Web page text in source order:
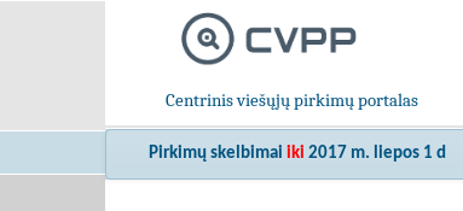
Centrinis viešųjų pirkimų portalas
Pirkimų skelbimai iki 2017 m. liepos 1 d